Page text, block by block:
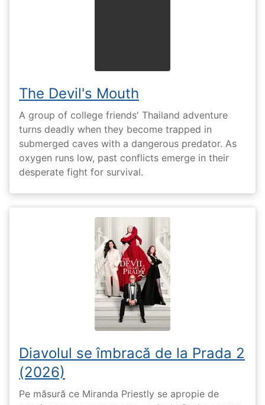
The Devil's Mouth
A group of college friends' Thailand adventure
turns deadly when they become trapped in
submerged caves with a dangerous predator. As
oxygen runs low, past conflicts emerge in their
desperate fight for survival.
Diavolul se îmbracă de la Prada 2
(2026)
Pe măsură ce Miranda Priestly se apropie de